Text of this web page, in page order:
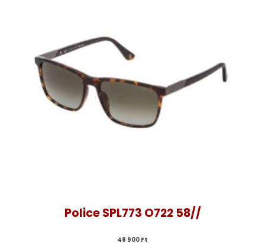
Police SPL773 O722 58//
48 900 Ft